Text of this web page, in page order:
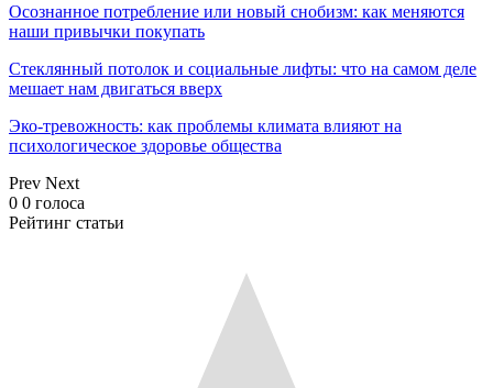
Осознанное потребление или новый снобизм: как меняются
наши привычки покупать
Стеклянный потолок и социальные лифты: что на самом деле
мешает нам двигаться вверх
Эко-тревожность: как проблемы климата влияют на
психологическое здоровье общества
Prev Next
0 0 голоса
Рейтинг статьи